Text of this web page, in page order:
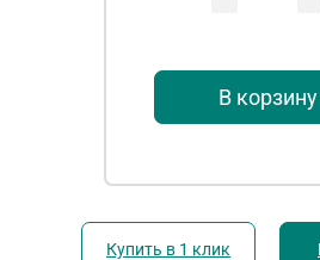
В корзину
Купить в 1 клик